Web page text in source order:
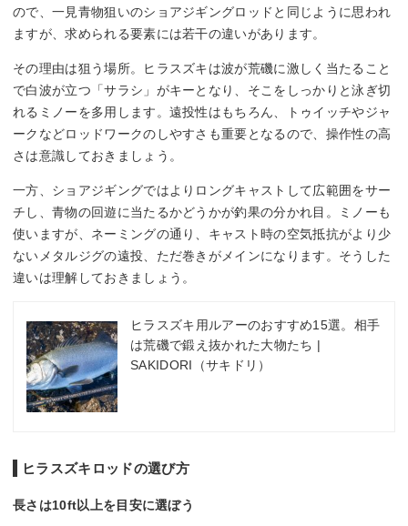
ので、一見青物狙いのショアジギングロッドと同じように思われ
ますが、求められる要素には若干の違いがあります。
その理由は狙う場所。ヒラスズキは波が荒磯に激しく当たること
で白波が立つ「サラシ」がキーとなり、そこをしっかりと泳ぎ切
れるミノーを多用します。遠投性はもちろん、トゥイッチやジャ
ークなどロッドワークのしやすさも重要となるので、操作性の高
さは意識しておきましょう。
一方、ショアジギングではよりロングキャストして広範囲をサー
チし、青物の回遊に当たるかどうかが釣果の分かれ目。ミノーも
使いますが、ネーミングの通り、キャスト時の空気抵抗がより少
ないメタルジグの遠投、ただ巻きがメインになります。そうした
違いは理解しておきましょう。
ヒラスズキ用ルアーのおすすめ15選。相手
は荒磯で鍛え抜かれた大物たち |
SAKIDORI（サキドリ）
ヒラスズキロッドの選び方
長さは10ft以上を目安に選ぼう